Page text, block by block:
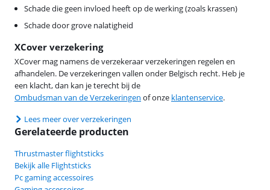
Schade die geen invloed heeft op de werking (zoals krassen)
Schade door grove nalatigheid
XCover verzekering
XCover mag namens de verzekeraar verzekeringen regelen en
afhandelen. De verzekeringen vallen onder Belgisch recht. Heb je
een klacht, dan kan je terecht bij de
Ombudsman van de Verzekeringen of onze klantenservice.
Lees meer over verzekeringen
Gerelateerde producten
Thrustmaster flightsticks
Bekijk alle Flightsticks
Pc gaming accessoires